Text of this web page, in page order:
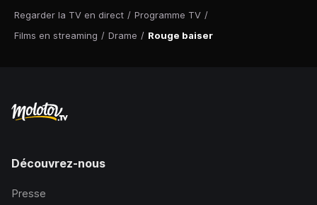
Regarder la TV en direct / Programme TV /
Films en streaming / Drame / Rouge baiser
Découvrez-nous
Presse